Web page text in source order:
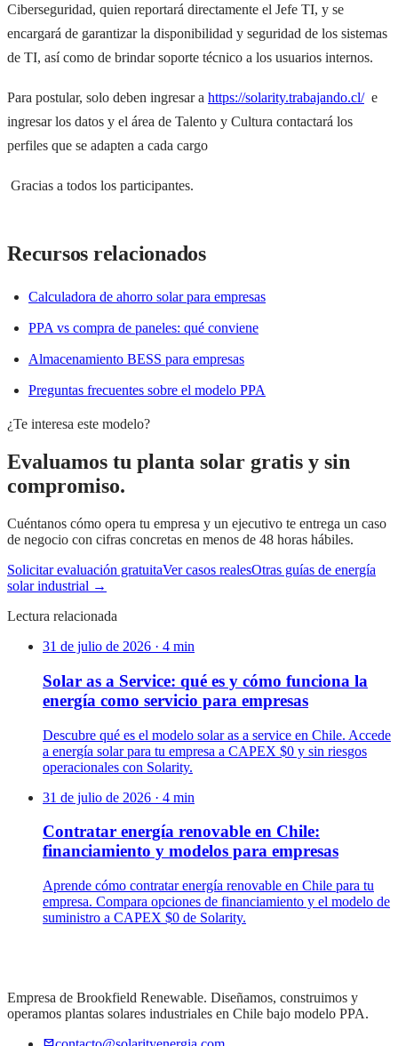
Ciberseguridad, quien reportará directamente el Jefe TI, y se
encargará de garantizar la disponibilidad y seguridad de los sistemas
de TI, así como de brindar soporte técnico a los usuarios internos.
Para postular, solo deben ingresar a https://solarity.trabajando.cl/e
ingresar los datos y el área de Talento y Cultura contactará los
perfiles que se adapten a cada cargo
Gracias a todos los participantes.
Recursos relacionados
Calculadora de ahorro solar para empresas
PPA vs compra de paneles: qué conviene
Almacenamiento BESS para empresas
Preguntas frecuentes sobre el modelo PPA
¿Te interesa este modelo?
Evaluamos tu planta solar gratis y sin
compromiso.
Cuéntanos cómo opera tu empresa y un ejecutivo te entrega un caso
de negocio con cifras concretas en menos de 48 horas hábiles.
Solicitar evaluación gratuitaVer casos realesOtras guías de energía
solar industrial →
Lectura relacionada
31 de julio de 2026 · 4 min
Solar as a Service: qué es y cómo funciona la
energía como servicio para empresas
Descubre qué es el modelo solar as a service en Chile. Accede
a energía solar para tu empresa a CAPEX $0 y sin riesgos
operacionales con Solarity.
31 de julio de 2026 · 4 min
Contratar energía renovable en Chile:
financiamiento y modelos para empresas
Aprende cómo contratar energía renovable en Chile para tu
empresa. Compara opciones de financiamiento y el modelo de
suministro a CAPEX $0 de Solarity.
Empresa de Brookfield Renewable. Diseñamos, construimos y
operamos plantas solares industriales en Chile bajo modelo PPA.